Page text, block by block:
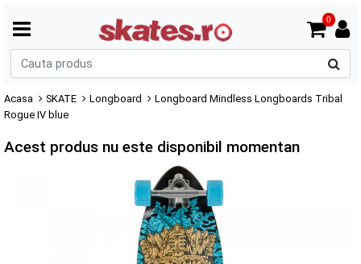
0
Acasa SKATE Longboard
Longboard Mindless Longboards Tribal
Rogue IV blue
Acest produs nu este disponibil momentan